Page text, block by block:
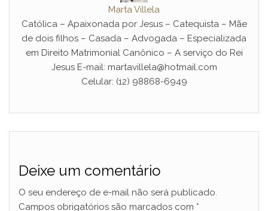
Marta Villela
Católica – Apaixonada por Jesus – Catequista – Mãe
de dois filhos – Casada – Advogada – Especializada
em Direito Matrimonial Canônico – A serviço do Rei
Jesus E-mail: martavillela@hotmail.com
Celular: (12) 98868-6949
Deixe um comentário
O seu endereço de e-mail não será publicado.
Campos obrigatórios são marcados com *